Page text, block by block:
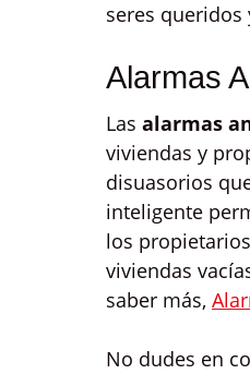
seres queridos
Alarmas
Las alarmas
viviendas y
disuasorios
inteligente
los
viviendas
saber más,
No dudes en